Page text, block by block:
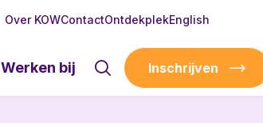
Over KOWContactOntdekplekEnglish
Werken bij Inschrijven